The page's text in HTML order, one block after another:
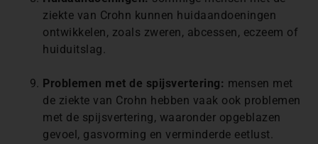
ziekte van Crohn kunnen huidaandoeningen
ontwikkelen, zoals zweren, abcessen, eczeem of
huiduitslag.
Problemen met de spijsvertering: mensen met
de ziekte van Crohn hebben vaak ook problemen
met de spijsvertering, waaronder opgeblazen
gevoel, gasvorming en verminderde eetlust.